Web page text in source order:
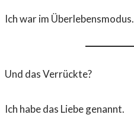
Ich war im Überlebensmodus.
Und das Verrückte?
Ich habe das Liebe genannt.